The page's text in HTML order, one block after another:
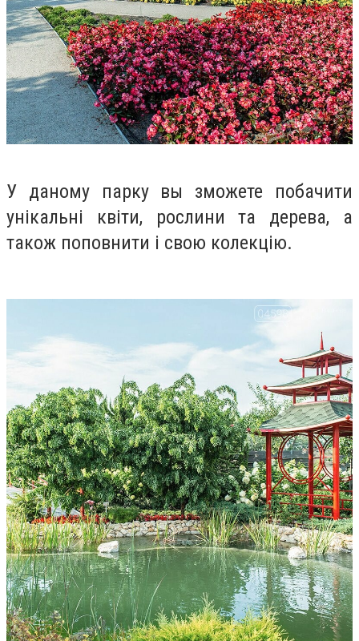
У даному парку вы зможете побачити
унікальні квіти, рослини та дерева, а
також поповнити і свою колекцію.